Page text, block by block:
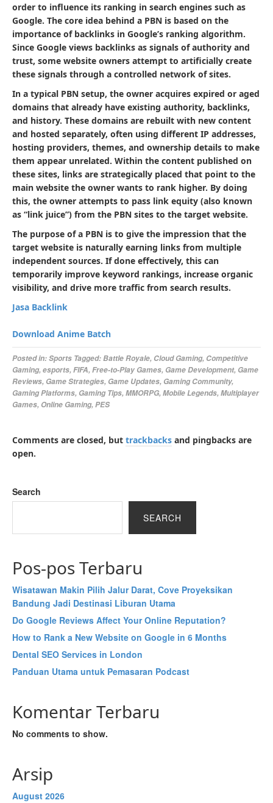
order to influence its ranking in search engines such as
Google. The core idea behind a PBN is based on the
importance of backlinks in Google’s ranking algorithm.
Since Google views backlinks as signals of authority and
trust, some website owners attempt to artificially create
these signals through a controlled network of sites.
In a typical PBN setup, the owner acquires expired or aged
domains that already have existing authority, backlinks,
and history. These domains are rebuilt with new content
and hosted separately, often using different IP addresses,
hosting providers, themes, and ownership details to make
them appear unrelated. Within the content published on
these sites, links are strategically placed that point to the
main website the owner wants to rank higher. By doing
this, the owner attempts to pass link equity (also known
as “link juice”) from the PBN sites to the target website.
The purpose of a PBN is to give the impression that the
target website is naturally earning links from multiple
independent sources. If done effectively, this can
temporarily improve keyword rankings, increase organic
visibility, and drive more traffic from search results.
Jasa Backlink
Download Anime Batch
Posted in:Sports Tagged:Battle Royale, Cloud Gaming, Competitive
Gaming,esports,FIFA,Free-to-Play Games, Game Development, Game
Reviews, Game Strategies, Game Updates, Gaming Community,
Gaming Platforms, Gaming Tips,MMORPG,Mobile Legends,Multiplayer
Games, Online Gaming,PES
Comments are closed, but trackbacks and pingbacks are
open.
Search
SEARCH
Pos-pos Terbaru
Wisatawan Makin Pilih Jalur Darat, Cove Proyeksikan
Bandung Jadi Destinasi Liburan Utama
Do Google Reviews Affect Your Online Reputation?
How to Rank a New Website on Google in 6 Months
Dental SEO Services in London
Panduan Utama untuk Pemasaran Podcast
Komentar Terbaru
No comments to show.
Arsip
August 2026